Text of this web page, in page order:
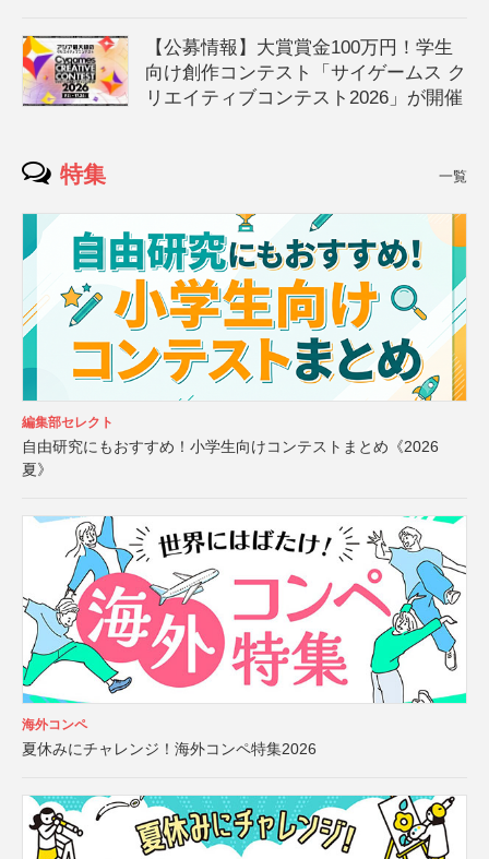
【公募情報】大賞賞金100万円！学生
向け創作コンテスト「サイゲームス ク
リエイティブコンテスト2026」が開催
特集 一覧
編集部セレクト
自由研究にもおすすめ！小学生向けコンテストまとめ《2026
夏》
海外コンペ
夏休みにチャレンジ！海外コンペ特集2026